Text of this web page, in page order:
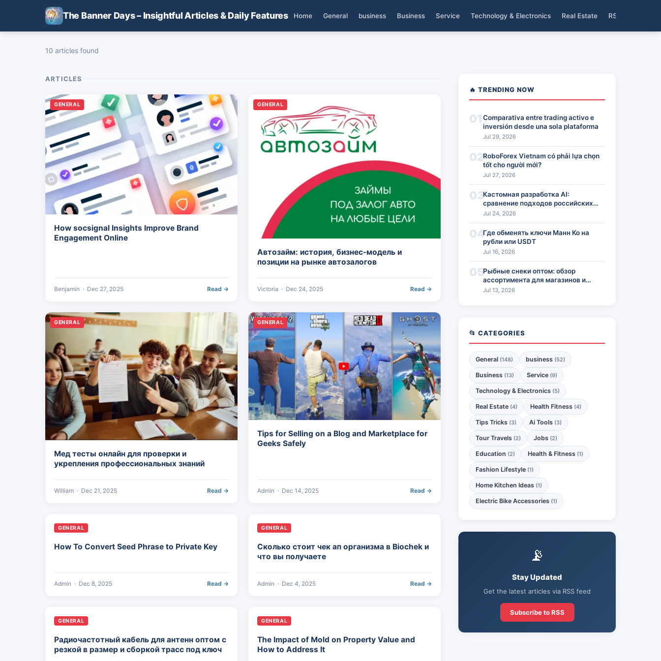
Skip to main content
The Banner Days – Insightful Articles & Daily Features Home General business Business Service Technology & Electronics Real Estate RSS
10 articles found
ARTICLES
GENERAL
How socsignal Insights Improve Brand
Engagement Online
Benjamin · Dec 27, 2025 Read →
GENERAL
Автозайм: история, бизнес-модель и
позиции на рынке автозалогов
Victoria · Dec 24, 2025 Read →
GENERAL
Мед тесты онлайн для проверки и
укрепления профессиональных знаний
William · Dec 21, 2025 Read →
GENERAL
Tips for Selling on a Blog and Marketplace for
Geeks Safely
Admin · Dec 14, 2025 Read →
GENERAL
How To Convert Seed Phrase to Private Key
Admin · Dec 8, 2025 Read →
GENERAL
Сколько стоит чек ап организма в Biochek и
что вы получаете
Admin · Dec 4, 2025 Read →
GENERAL
Радиочастотный кабель для антенн оптом с
резкой в размер и сборкой трасс под ключ
GENERAL
The Impact of Mold on Property Value and
How to Address It
🔥 TRENDING NOW
01Comparativa entre trading activo e
inversión desde una sola plataforma
Jul 29, 2026
02RoboForex Vietnam có phải lựa chọn
tốt cho người mới?
Jul 27, 2026
03Кастомная разработка AI:
сравнение подходов российских
команд
Jul 24, 2026
04Где обменять ключи Манн Ко на
рубли или USDT
Jul 16, 2026
05Рыбные снеки оптом: обзор
ассортимента для магазинов и
HoReCa
Jul 13, 2026
📂 CATEGORIES
General (148) business (52)
Business (13) Service (9)
Technology & Electronics (5)
Real Estate (4) Health Fitness (4)
Tips Tricks (3) Ai Tools (3)
Tour Travels (2) Jobs (2)
Education (2) Health & Fitness (1)
Fashion Lifestyle (1)
Home Kitchen Ideas (1)
Electric Bike Accessories (1)
📡
Stay Updated
Get the latest articles via RSS feed
Subscribe to RSS